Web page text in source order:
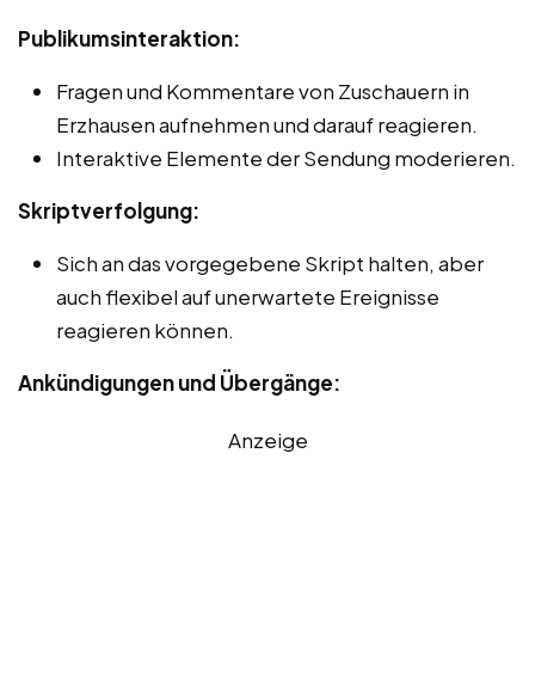
Publikumsinteraktion:
Fragen und Kommentare von Zuschauern in
Erzhausen aufnehmen und darauf reagieren.
Interaktive Elemente der Sendung moderieren.
Skriptverfolgung:
Sich an das vorgegebene Skript halten, aber
auch flexibel auf unerwartete Ereignisse
reagieren können.
Ankündigungen und Übergänge:
Anzeige